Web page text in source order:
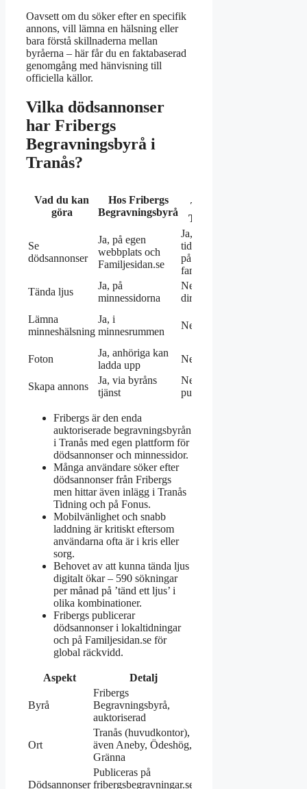
Oavsett om du söker efter en specifik
annons, vill lämna en hälsning eller
bara förstå skillnaderna mellan
byråerna – här får du en faktabaserad
genomgång med hänvisning till
officiella källor.
Vilka dödsannonser
har Fribergs
Begravningsbyrå i
Tranås?
Vad du kan
göra
Hos Fribergs
Begravningsbyrå
Tranås
Tidning
Se
dödsannonser
Ja, på egen
webbplats och
Familjesidan.se
Ja, i tryckt
tidning och
på
familjesidan
Tända ljus
Ja, på
minnessidorna
Nej, inte
direkt
Lämna
minneshälsning
Ja, i
minnesrummen
Nej
Foton
Ja, anhöriga kan
ladda upp
Nej
Skapa annons
Ja, via byråns
tjänst
Nej, endast
publicering
Fribergs är den enda
auktoriserade begravningsbyrån
i Tranås med egen plattform för
dödsannonser och minnessidor.
Många användare söker efter
dödsannonser från Fribergs
men hittar även inlägg i Tranås
Tidning och på Fonus.
Mobilvänlighet och snabb
laddning är kritiskt eftersom
användarna ofta är i kris eller
sorg.
Behovet av att kunna tända ljus
digitalt ökar – 590 sökningar
per månad på ’tänd ett ljus’ i
olika kombinationer.
Fribergs publicerar
dödsannonser i lokaltidningar
och på Familjesidan.se för
global räckvidd.
Aspekt Detalj
Byrå
Fribergs
Begravningsbyrå,
auktoriserad
Ort
Tranås (huvudkontor),
även Aneby, Ödeshög,
Gränna
Dödsannonser
Publiceras på
fribergsbegravningar.se